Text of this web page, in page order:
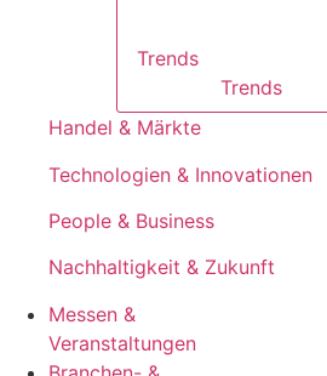
Trends
Trends
Handel & Märkte
Technologien & Innovationen
People & Business
Nachhaltigkeit & Zukunft
Messen &
Veranstaltungen